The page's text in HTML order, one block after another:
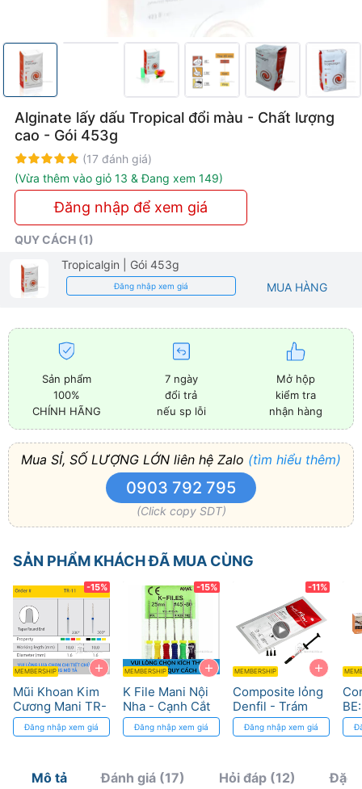
Alginate lấy dấu Tropical đổi màu - Chất lượng
cao - Gói 453g
Rating: 100%
(17 đánh giá)
(Vừa thêm vào giỏ 13 & Đang xem 149)
Đăng nhập để xem giá
QUY CÁCH (1)
Tropicalgin
| Gói 453g
Đăng nhập xem giá MUA HÀNG
Sản phẩm
100%
CHÍNH HÃNG
7 ngày
đổi trả
nếu sp lỗi
Mở hộp
kiểm tra
nhận hàng
Mua SỈ, SỐ LƯỢNG LỚN liên hệ Zalo (tìm hiểu thêm)
0903 792 795
(Click copy SDT)
SẢN PHẨM KHÁCH ĐÃ MUA CÙNG
+
-15%
MEMBERSHIP
Mũi Khoan Kim
Cương Mani TR-
Độ Bền Cao, Cắt
Chính Xác
Đăng nhập xem giá
+
-15%
MEMBERSHIP
K File Mani Nội
Nha - Cạnh Cắt
Sắc, Chuẩn ISO
Đăng nhập xem giá
+
-11%
MEMBERSHIP
Composite lỏng
Denfil - Trám
rãnh, dễ đánh
bóng, thẩm mỹ
Đăng nhập xem giá
Mô tả Đánh giá (17) Hỏi đáp (12) Đặc